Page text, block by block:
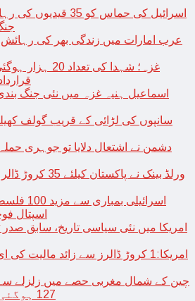
عرب امارات میں زندگی بھر کی رہائش
غزہ؛ شہدا کی
اسماعیل ہنیہ غزہ میں نئی جنگ
سانپوں کی لڑائی کے قریب گولف
دشمن نے اشتعال دلایا تو جوہری
ورلڈ بینک نے
اسرائیلی
اسپتال
امریکا میں نئی سیاسی تاریخ، سابق
امریکا:1 کروڑ ڈالرز سے زائد
چین کے شمال مغربی حصے میں زلزلے سے
127 ہوگئی، 700 افراد زخمی